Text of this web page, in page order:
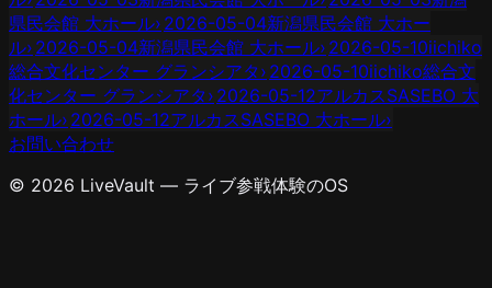
県民会館 大ホール› 2026-05-04新潟県民会館 大ホー
ル› 2026-05-04新潟県民会館 大ホール› 2026-05-10iichiko
総合文化センター グランシアタ› 2026-05-10iichiko総合文
化センター グランシアタ› 2026-05-12アルカスSASEBO 大
ホール› 2026-05-12アルカスSASEBO 大ホール›
お問い合わせ
© 2026 LiveVault — ライブ参戦体験のOS